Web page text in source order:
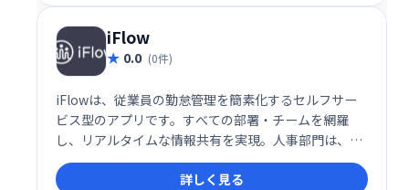
iFlow
0.0 (0件)
iFlowは、従業員の勤怠管理を簡素化するセルフサー
ビス型のアプリです。すべての部署・チームを網羅
し、リアルタイムな情報共有を実現。人事部門は、よ
り戦略的な業務に集中できるようになり、企業全体の
生産性向上に貢献します。詳しく見る